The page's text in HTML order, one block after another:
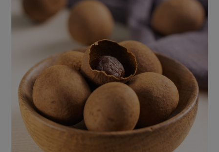
奶蛋豆・五穀
米麵雜糧
肉品・水產
畜產肉類
水畜加工品
調理食材・點心
肉食
海鮮
蛋料理
料理方式
烘焙．點心
把最好的台灣味帶回家！
防災用品預購圓滿結束
2026年端午節預購圓滿結束
更多預購活動
當季產品
傳到心坎裡，誠心又澎派
合作25-經典快閃最後一週
合作25-精選產品第四彈
主婦食堂 一籃菜真心話
合作聯合國
產品故事 生活提案
樂齡生活 親子食育
廚房瑜伽
關注議題
減硝酸鹽
關於合作社
合作社組織
員工與求才
產品檢驗
自主把關